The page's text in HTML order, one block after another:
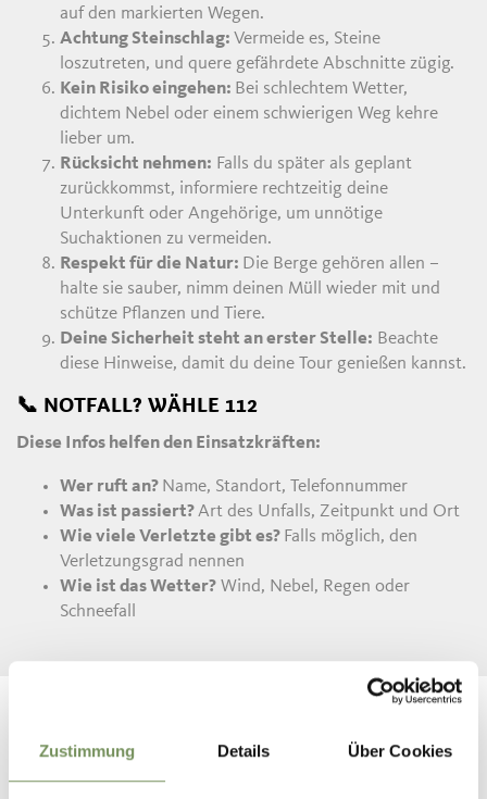
Zustimmung Details Über Cookies
auf den markierten Wegen.
Achtung Steinschlag:Vermeide es, Steine
loszutreten, und quere gefährdete Abschnitte zügig.
Kein Risiko eingehen: Bei schlechtem Wetter,
dichtem Nebel oder einem schwierigen Weg kehre
lieber um.
Rücksicht nehmen: Falls du später als geplant
zurückkommst, informiere rechtzeitig deine
Unterkunft oder Angehörige, um unnötige
Suchaktionen zu vermeiden.
Respekt für die Natur: Die Berge gehören allen –
halte sie sauber, nimm deinen Müll wieder mit und
schütze Pflanzen und Tiere.
Deine Sicherheit steht an erster Stelle: Beachte
diese Hinweise, damit du deine Tour genießen kannst.
📞 NOTFALL? WÄHLE 112
Diese Infos helfen den Einsatzkräften:
Wer ruft an? Name, Standort, Telefonnummer
Was ist passiert?Art des Unfalls, Zeitpunkt und Ort
Wie viele Verletzte gibt es? Falls möglich, den
Verletzungsgrad nennen
Wie ist das Wetter? Wind, Nebel, Regen oder
Schneefall